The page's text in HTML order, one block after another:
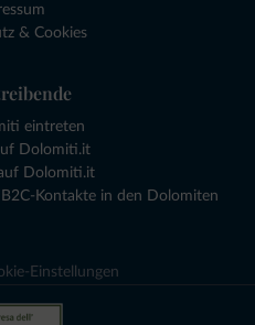
& Cookies
eintreten
Dolomiti.it
Dolomiti.it
Kontakte in den Dolomiten
Einstellungen